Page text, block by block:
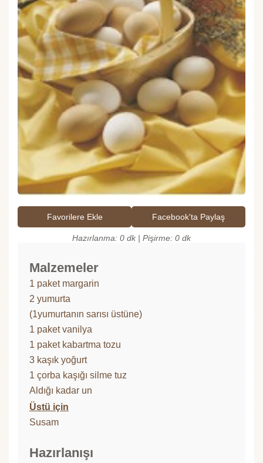
Favorilere Ekle Facebook'ta Paylaş
Hazırlanma: 0 dk | Pişirme: 0 dk
Malzemeler
1 paket margarin
2 yumurta
(1yumurtanın sarısı üstüne)
1 paket vanilya
1 paket kabartma tozu
3 kaşık yoğurt
1 çorba kaşığı silme tuz
Aldığı kadar un
Üstü için
Susam
Hazırlanışı